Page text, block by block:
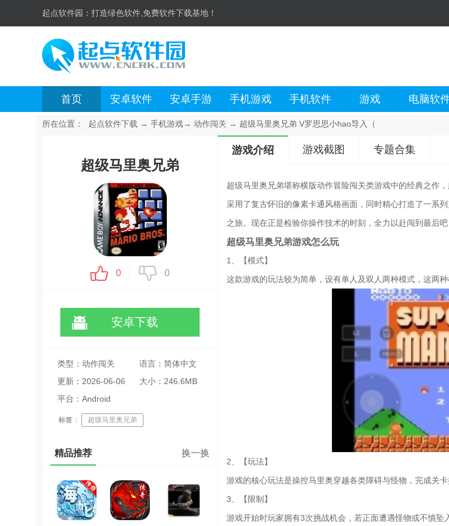
起点软件园： 打造绿色软件,免费软件下载基地！
首页 安卓软件 安卓手游 手机游戏 手机软件 游戏 电脑软
所在位置： 起点软件下载 → 手机游戏→ 动作闯关 → 超级马里奥兄弟 V罗思思小hao导入（
超级马里奥兄弟
0 0
安卓下载
类型：动作闯关
语言：简体中文
更新：2026-06-06
11:31:20
大小：246.6MB
平台：Android
标签： 超级马里奥兄弟
精品推荐 换一换
游戏介绍 游戏截图 专题合集
超级马里奥兄弟堪称横版动作冒险闯关类游戏中的经典之作
采用了复古怀旧的像素卡通风格画面，同时精心打造了一系
之旅。现在正是检验你操作技术的时刻，全力以赴闯到最后吧
超级马里奥兄弟游戏怎么玩
1、【模式】
这款游戏的玩法较为简单，设有单人及双人两种模式，这两
2、【玩法】
游戏的核心玩法是操控马里奥穿越各类障碍与怪物，完成关卡
3、【限制】
游戏开始时玩家拥有3次挑战机会，若正面遭遇怪物或不慎